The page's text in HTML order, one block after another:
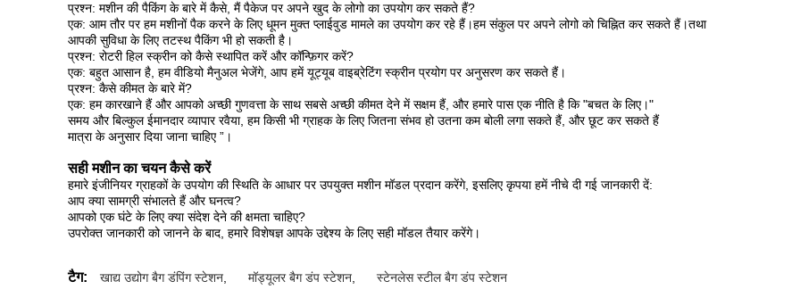
प्रश्न: मशीन की पैकिंग के बारे में कैसे, मैं पैकेज पर अपने खुद के लोगो का उपयोग कर सकते हैं?
एक: आम तौर पर हम मशीनों पैक करने के लिए धूमन मुक्त प्लाईवुड मामले का उपयोग कर रहे हैं।हम संकुल पर अपने लोगो को चिह्नित कर सकते हैं।तथा
आपकी सुविधा के लिए तटस्थ पैकिंग भी हो सकती है।
प्रश्न: रोटरी हिल स्क्रीन को कैसे स्थापित करें और कॉन्फ़िगर करें?
एक: बहुत आसान है, हम वीडियो मैनुअल भेजेंगे, आप हमें यूट्यूब वाइब्रेटिंग स्क्रीन प्रयोग पर अनुसरण कर सकते हैं।
प्रश्न: कैसे कीमत के बारे में?
एक: हम कारखाने हैं और आपको अच्छी गुणवत्ता के साथ सबसे अच्छी कीमत देने में सक्षम हैं, और हमारे पास एक नीति है कि "बचत के लिए।"
समय और बिल्कुल ईमानदार व्यापार रवैया, हम किसी भी ग्राहक के लिए जितना संभव हो उतना कम बोली लगा सकते हैं, और छूट कर सकते हैं
मात्रा के अनुसार दिया जाना चाहिए ”।
सही मशीन का चयन कैसे करें
हमारे इंजीनियर ग्राहकों के उपयोग की स्थिति के आधार पर उपयुक्त मशीन मॉडल प्रदान करेंगे, इसलिए कृपया हमें नीचे दी गई जानकारी दें:
आप क्या सामग्री संभालते हैं और घनत्व?
आपको एक घंटे के लिए क्या संदेश देने की क्षमता चाहिए?
उपरोक्त जानकारी को जानने के बाद, हमारे विशेषज्ञ आपके उद्देश्य के लिए सही मॉडल तैयार करेंगे।
टैग: खाद्य उद्योग बैग डंपिंग स्टेशन मॉड्यूलर बैग डंप स्टेशन स्टेनलेस स्टील बैग डंप स्टेशन